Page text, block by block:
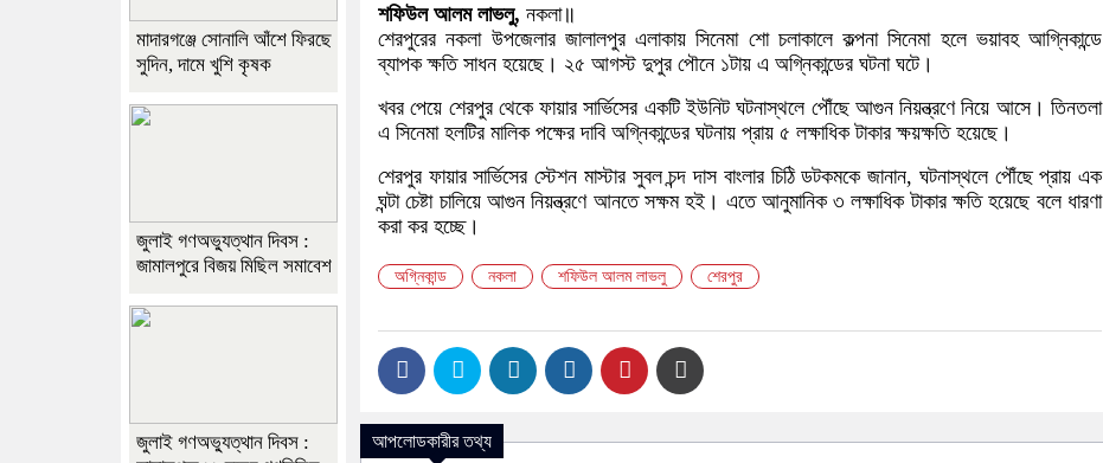
শফিউল আলম লাভলু, নকলা॥
শেরপুরের নকলা উপজেলার জালালপুর এলাকায় সিনেমা শো চলাকালে কল্পনা সিনেমা হলে ভয়াবহ আগ্নিকান্ডে
ব্যাপক ক্ষতি সাধন হয়েছে। ২৫ আগস্ট দুপুর পৌনে ১টায় এ অগ্নিকান্ডের ঘটনা ঘটে।
খবর পেয়ে শেরপুর থেকে ফায়ার সার্ভিসের একটি ইউনিট ঘটনাস্থলে পৌঁছে আগুন নিয়ন্ত্রণে নিয়ে আসে। তিনতলা
এ সিনেমা হলটির মালিক পক্ষের দাবি অগ্নিকান্ডের ঘটনায় প্রায় ৫ লক্ষাধিক টাকার ক্ষয়ক্ষতি হয়েছে।
শেরপুর ফায়ার সার্ভিসের স্টেশন মাস্টার সুবল চন্দ দাস বাংলার চিঠি ডটকমকে জানান, ঘটনাস্থলে পৌঁছে প্রায় এক
ঘন্টা চেষ্টা চালিয়ে আগুন নিয়ন্ত্রণে আনতে সক্ষম হই। এতে আনুমানিক ৩ লক্ষাধিক টাকার ক্ষতি হয়েছে বলে ধারণা
করা কর হচ্ছে।
অগ্নিকান্ড নকলা শফিউল আলম লাভলু শেরপুর
আপলোডকারীর তথ্য
মাদারগঞ্জে সোনালি আঁশে ফিরছে
সুদিন, দামে খুশি কৃষক
জুলাই গণঅভ্যুত্থান দিবস :
জামালপুরে বিজয় মিছিল সমাবেশ
জুলাই গণঅভ্যুত্থান দিবস :